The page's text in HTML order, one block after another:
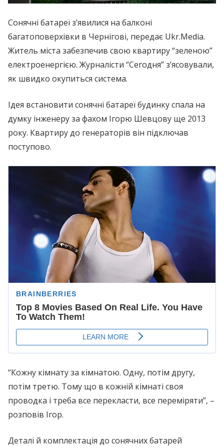
Сонячні батареї з’явилися на балконі
багатоповерхівки в Чернігові, передає Ukr.Media.
Житель міста забезпечив свою квартиру “зеленою”
електроенергією. Журналісти “Сегодня” з’ясовували,
як швидко окупиться система.
Ідея встановити сонячні батареї будинку спала на
думку інженеру за фахом Ігорю Шевцову ще 2013
року. Квартиру до генераторів він підключав
поступово.
“Кожну кімнату за кімнатою. Одну, потім другу,
потім третю. Тому що в кожній кімнаті своя
проводка і треба все перекласти, все переміряти”, –
розповів Ігор.
Деталі й комплектація до сонячних батарей